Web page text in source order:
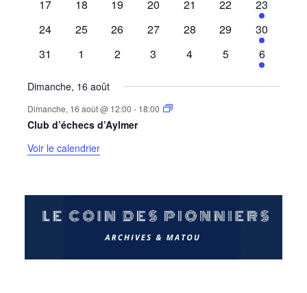
0
17
0
18
0
19
0
20
0
21
0
évènements
22
1
23
0
24
0
25
0
26
0
27
0
28
0
évènements
29
1
30
0
31
0
1
0
2
0
3
0
4
0
évènements
5
1
6
Dimanche, 16 août
Dimanche, 16 août @ 12:00 - 18:00
Club d’échecs d’Aylmer
Voir le calendrier